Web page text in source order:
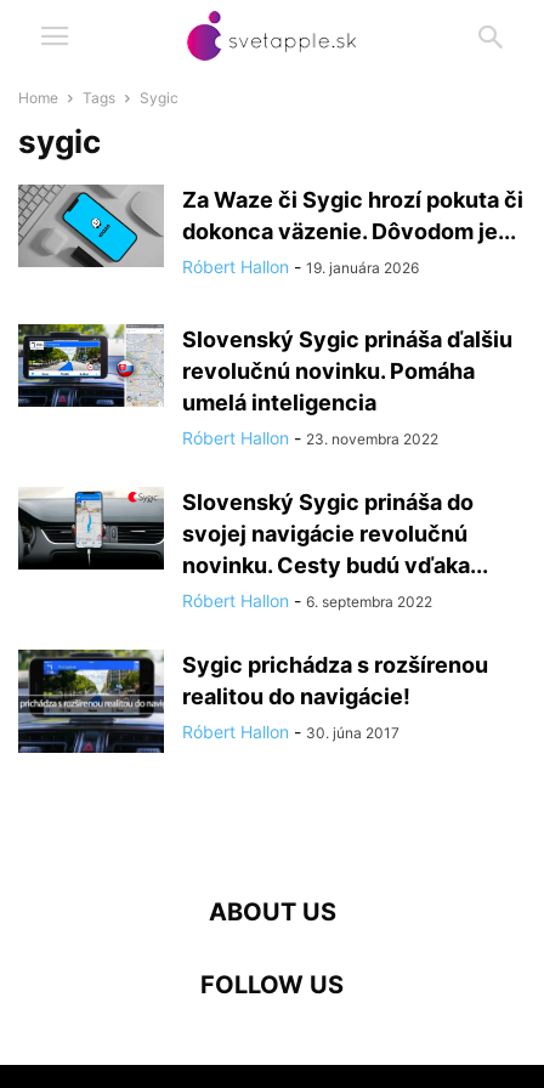
Home Tags Sygic
sygic
Za Waze či Sygic hrozí pokuta či
dokonca väzenie. Dôvodom je...
Róbert Hallon - 19. januára 2026
Slovenský Sygic prináša ďalšiu
revolučnú novinku. Pomáha
umelá inteligencia
Róbert Hallon - 23. novembra 2022
Slovenský Sygic prináša do
svojej navigácie revolučnú
novinku. Cesty budú vďaka...
Róbert Hallon - 6. septembra 2022
Sygic prichádza s rozšírenou
realitou do navigácie!
Róbert Hallon - 30. júna 2017
ABOUT US
FOLLOW US